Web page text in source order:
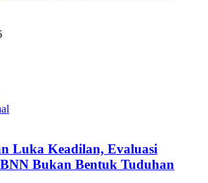
Luka Keadilan, Evaluasi
Bukan Bentuk Tuduhan